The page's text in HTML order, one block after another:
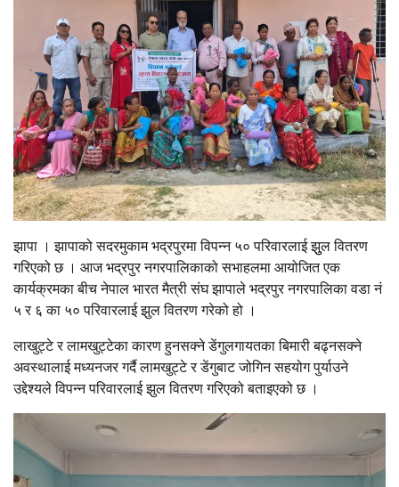
झापा । झापाको सदरमुकाम भद्रपुरमा विपन्न ५० परिवारलाई झुुल वितरण
गरिएको छ । आज भद्रपुर नगरपालिकाको सभाहलमा आयोजित एक
कार्यक्रमका बीच नेपाल भारत मैत्री संघ झापाले भद्रपुर नगरपालिका वडा नं
५ र ६ का ५० परिवारलाई झुल वितरण गरेको हो ।
लाखुट्टे र लामखुट्टेका कारण हुनसक्ने डेंगुलगायतका बिमारी बढ्नसक्ने
अवस्थालाई मध्यनजर गर्दै लामखुट्टे र डेंगुबाट जोगिन सहयोग पुर्याउने
उद्देश्यले विपन्न परिवारलाई झुल वितरण गरिएको बताइएको छ ।